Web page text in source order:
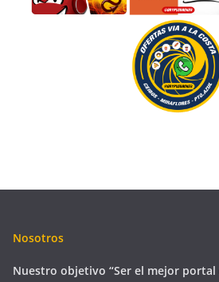
Nosotros
Nuestro objetivo “Ser el mejor